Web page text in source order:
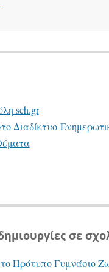
sch.gr
Διαδίκτυο-
σε
Πρότυπο Γυμνάσιο